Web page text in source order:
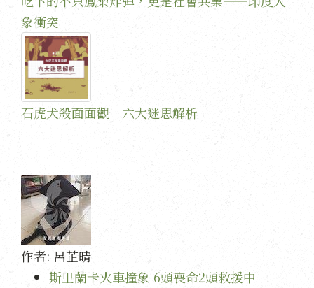
象衝突
石虎犬殺面面觀｜六大迷思解析
作者: 呂芷晴
斯里蘭卡火車撞象 6頭喪命2頭救援中